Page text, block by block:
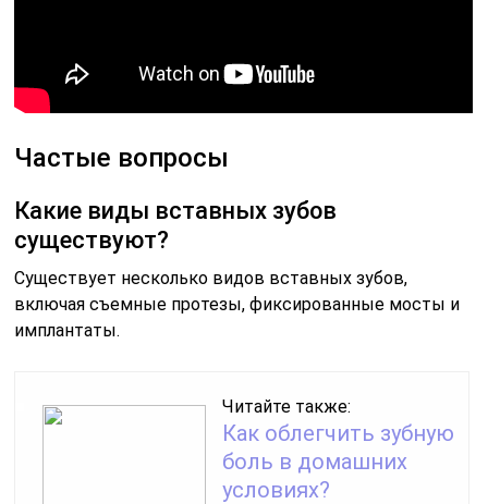
Частые вопросы
Какие виды вставных зубов
существуют?
Существует несколько видов вставных зубов,
включая съемные протезы, фиксированные мосты и
имплантаты.
Читайте также:
Как облегчить зубную
боль в домашних
условиях?